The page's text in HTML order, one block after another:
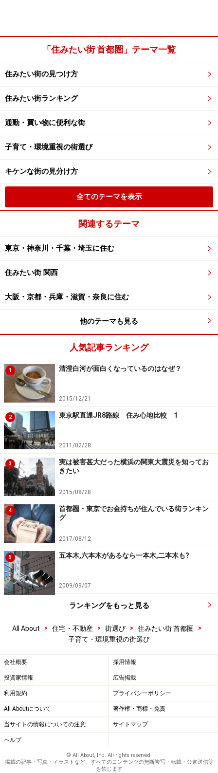
「住みたい街 首都圏」テーマ一覧
住みたい街の見つけ方
住みたい街ランキング
通勤・買い物に便利な街
子育て・環境重視の街選び
キケンな街の見分け方
全てのテーマを表示
関連するテーマ
東京・神奈川・千葉・埼玉に住む
住みたい街 関西
大阪・京都・兵庫・滋賀・奈良に住む
他のテーマも見る
人気記事ランキング
1 清澄白河が面白くなっているのはなぜ？
2015/12/21
2 東京駅直通JR8路線 住み心地比較 1
2011/02/28
3
実は被害甚大だった横浜の関東大震災を知ってお
きたい
2015/08/28
4
首都圏・東京でお金持ちが住んでいる街ランキン
グ
2017/08/12
5 五本木,六本木があるなら一本木,二本木も?
2009/09/07
ランキングをもっと見る
All About > 住宅・不動産 > 街選び > 住みたい街 首都圏
>
子育て・環境重視の街選び
会社概要 採用情報
投資家情報 広告掲載
利用規約 プライバシーポリシー
All Aboutについて 著作権・商標・免責
当サイトの情報についての注意 サイトマップ
ヘルプ
© All About, Inc. All rights reserved.
掲載の記事・写真・イラストなど、すべてのコンテンツの無断複写・転載・公衆送信等
を禁じます